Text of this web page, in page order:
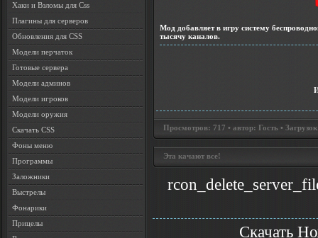
Хаки и Взломы для Css
Плагины для серверов
Обновления для CSS
Модели перчаток
Готовые сервера
Модели админов
Модели игроков
Модели оружия
Скачать CSS
Фоны меню
Программы
Заложники
Выстрелы
Фонарики
Прицелы
Мод добавляет в игру систему
тысячу каналов.
Просмотров: 717 • автор: Гость •
Эта качают все!
Скачать